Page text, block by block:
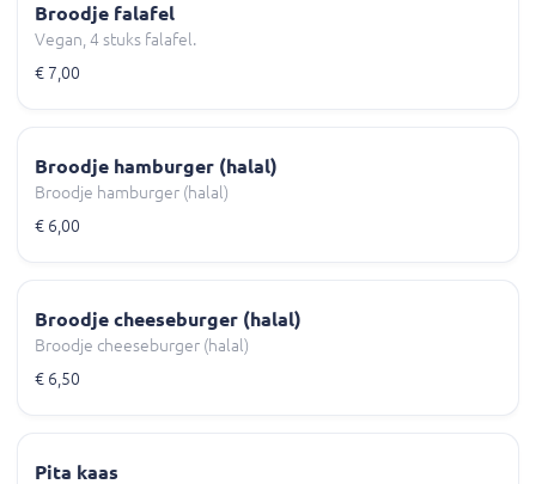
Broodje falafel
Vegan, 4 stuks falafel.
€ 7,00
Broodje hamburger (halal)
Broodje hamburger (halal)
€ 6,00
Broodje cheeseburger (halal)
Broodje cheeseburger (halal)
€ 6,50
Pita kaas